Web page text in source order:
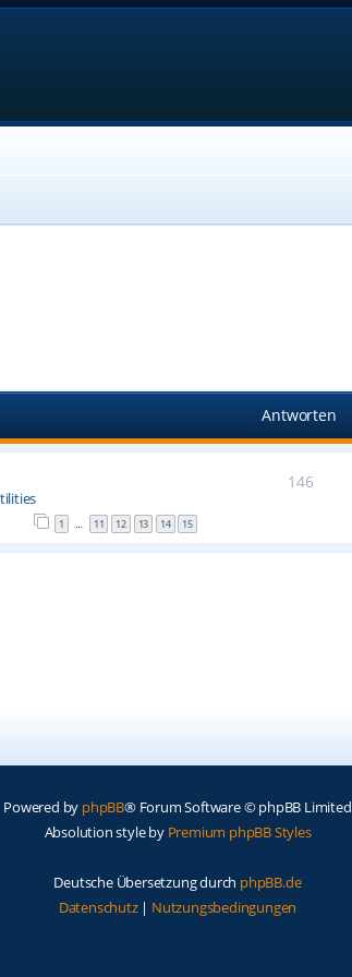
Antworten
1 … 11 12 13 14 15
146
Powered by phpBB® Forum Software © phpBB Limited
Absolution style by Premium phpBB Styles
Deutsche Übersetzung durch phpBB.de
Datenschutz| Nutzungsbedingungen